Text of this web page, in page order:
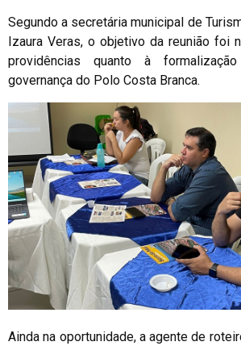
Segundo a secretária municipal de
Izaura Veras, o objetivo da reunião foi
providências quanto à
governança do Polo Costa Branca.
Ainda na oportunidade, a agente de